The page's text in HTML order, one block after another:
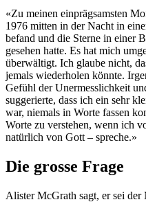
«Zu meinen einprägsamsten
1976 mitten in der Nacht in
befand und die Sterne in einer
gesehen hatte. Es hat mich
überwältigt. Ich glaube nicht,
jemals wiederholen könnte.
Gefühl der Unermesslichkeit
suggerierte, dass ich ein sehr
war, niemals in Worte fassen
Worte zu verstehen, wenn ich
natürlich von Gott – spreche.»
Die grosse Frage
Alister McGrath sagt, er sei der